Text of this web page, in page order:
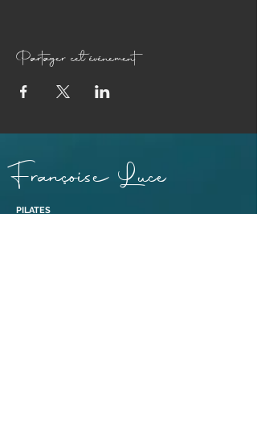
Partager cet événement
Françoise Luce
PILATES